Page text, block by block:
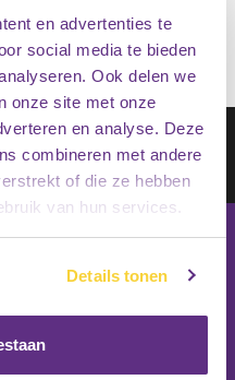
en advertenties te
social media te bieden
Ook delen we
onze site met onze
en analyse. Deze
combineren met andere
of die ze hebben
van hun services.
Details tonen
nieuwsbrief
Inschrijven